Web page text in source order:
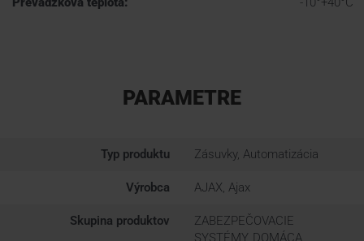
PARAMETRE
Typ produktu Zásuvky, Automatizácia
Výrobca AJAX, Ajax
Skupina produktov
ZABEZPEČOVACIE
SYSTÉMY, DOMÁCA